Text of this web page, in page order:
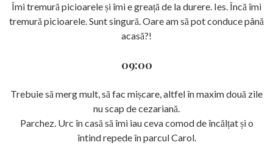
Îmi tremură picioarele și îmi e greață de la durere. Ies. Încă îmi
tremură picioarele. Sunt singură. Oare am să pot conduce până
acasă?!
09:00
Trebuie să merg mult, să fac mișcare, altfel în maxim două zile
nu scap de cezariană.
Parchez. Urc în casă să îmi iau ceva comod de încălțat și o
întind repede în parcul Carol.